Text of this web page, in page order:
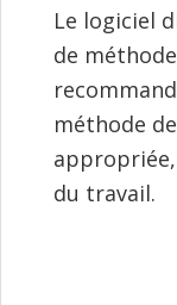
Le logiciel
de
méthode
du travail.